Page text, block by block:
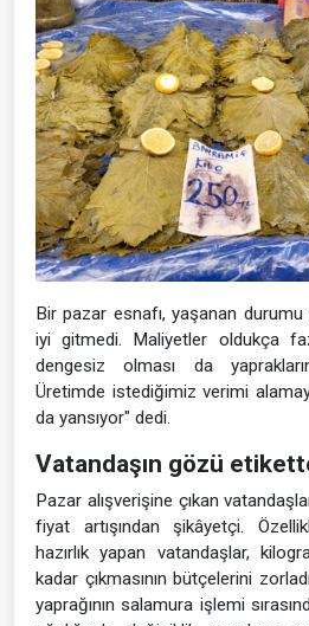
Bir pazar esnafı, yaşanan durumu
iyi gitmedi. Maliyetler oldukça
dengesiz olması da
Üretimde istediğimiz verimi
da yansıyor" dedi.
Vatandaşın gözü
Pazar alışverişine çıkan
fiyat artışından şikâyetçi.
hazırlık yapan vatandaşlar,
kadar çıkmasının bütçelerini
yaprağının salamura işlemi